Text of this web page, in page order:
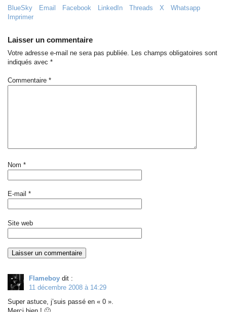
BlueSky Email Facebook LinkedIn Threads X
Whatsapp
Imprimer
Laisser un commentaire
Votre adresse e-mail ne sera pas publiée.
Les champs obligatoires sont
indiqués avec *
Commentaire *
Nom *
E-mail *
Site web
Flameboy dit :
11 décembre 2008 à 14:29
Super astuce, j’suis passé en « 0 ».